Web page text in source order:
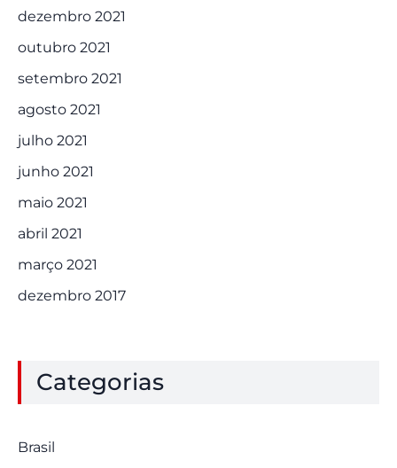
dezembro 2021
outubro 2021
setembro 2021
agosto 2021
julho 2021
junho 2021
maio 2021
abril 2021
março 2021
dezembro 2017
Categorias
Brasil